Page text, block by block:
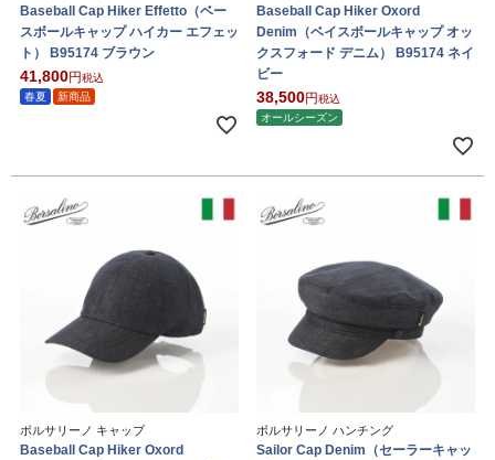
Baseball Cap Hiker Effetto（ベー
スボールキャップ ハイカー エフェッ
ト） B95174 ブラウン
41,800
税込
春夏
新商品
Baseball Cap Hiker Oxord
Denim（ベイスボールキャップ オッ
クスフォード デニム） B95174 ネイ
ビー
38,500
税込
オールシーズン
ボルサリーノ キャップ
Baseball Cap Hiker Oxord
ボルサリーノ ハンチング
Sailor Cap Denim（セーラーキャッ